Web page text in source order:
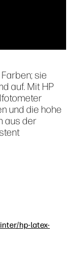
sie
auf. Mit HP
und die hohe
aus der
hp-latex-